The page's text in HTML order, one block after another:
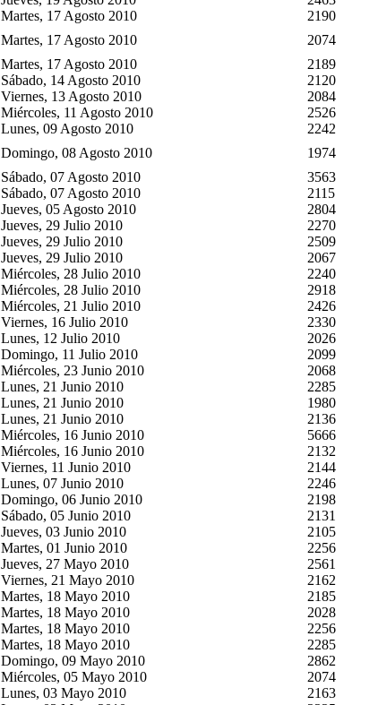
Martes, 17 Agosto 2010
2190
Martes, 17 Agosto 2010
2074
Martes, 17 Agosto 2010
2189
Sábado, 14 Agosto 2010
2120
Viernes, 13 Agosto 2010
2084
Miércoles, 11 Agosto 2010
2526
Lunes, 09 Agosto 2010
2242
Domingo, 08 Agosto 2010
1974
Sábado, 07 Agosto 2010
3563
Sábado, 07 Agosto 2010
2115
Jueves, 05 Agosto 2010
2804
Jueves, 29 Julio 2010
2270
Jueves, 29 Julio 2010
2509
Jueves, 29 Julio 2010
2067
Miércoles, 28 Julio 2010
2240
Miércoles, 28 Julio 2010
2918
Miércoles, 21 Julio 2010
2426
Viernes, 16 Julio 2010
2330
Lunes, 12 Julio 2010
2026
Domingo, 11 Julio 2010
2099
Miércoles, 23 Junio 2010
2068
Lunes, 21 Junio 2010
2285
Lunes, 21 Junio 2010
1980
Lunes, 21 Junio 2010
2136
Miércoles, 16 Junio 2010
5666
Miércoles, 16 Junio 2010
2132
Viernes, 11 Junio 2010
2144
Lunes, 07 Junio 2010
2246
Domingo, 06 Junio 2010
2198
Sábado, 05 Junio 2010
2131
Jueves, 03 Junio 2010
2105
Martes, 01 Junio 2010
2256
Jueves, 27 Mayo 2010
2561
Viernes, 21 Mayo 2010
2162
Martes, 18 Mayo 2010
2185
Martes, 18 Mayo 2010
2028
Martes, 18 Mayo 2010
2256
Martes, 18 Mayo 2010
2285
Domingo, 09 Mayo 2010
2862
Miércoles, 05 Mayo 2010
2074
Lunes, 03 Mayo 2010
2163